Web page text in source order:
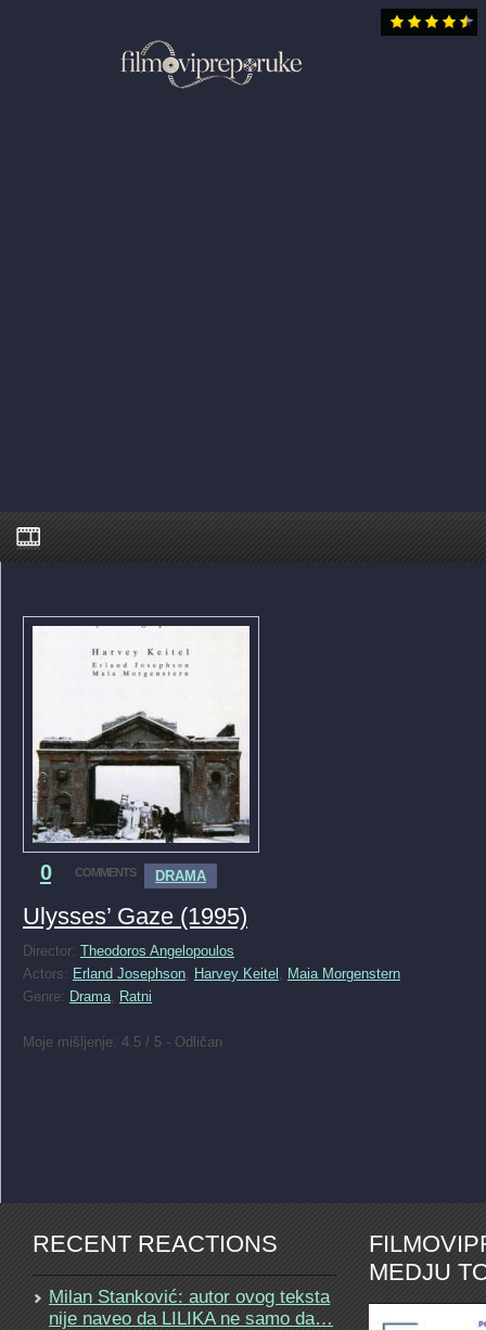
0 COMMENTS DRAMA
Ulysses’ Gaze (1995)
Director: Theodoros Angelopoulos
Actors: Erland Josephson, Harvey Keitel , Maia Morgenstern
Genre: Drama, Ratni
Moje mišljenje: 4.5 / 5 - Odličan
RECENT REACTIONS
Milan Stanković: autor ovog teksta
nije naveo da LILIKA ne samo da…
MEDJU